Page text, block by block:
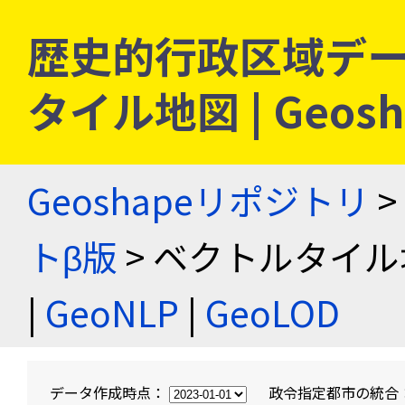
歴史的行政区域デ
タイル地図 |
Geoshapeリポジトリ >
トβ版 > ベクトルタイ
| GeoNLP | GeoLOD
データ作成時点： 政令指定都市の統